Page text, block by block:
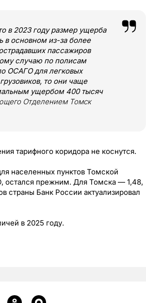
в 2023 году размер ущерба
в основном из-за более
пассажиров
случаю по полисам
ОСАГО для легковых
то они чаще
ущербом 400 тысяч
Отделением Томск
тарифного коридора не коснутся.
населенных пунктов Томской
остался прежним. Для Томска — 1,48,
страны Банк России актуализировал
в 2025 году.